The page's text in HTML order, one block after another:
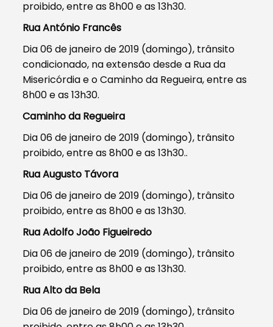
proibido, entre as 8h00 e as 13h30.
Rua António Francês
Dia 06 de janeiro de 2019 (domingo), trânsito
condicionado, na extensão desde a Rua da
Misericórdia e o Caminho da Regueira, entre as
8h00 e as 13h30.
Caminho da Regueira
Dia 06 de janeiro de 2019 (domingo), trânsito
proibido, entre as 8h00 e as 13h30..
Rua Augusto Távora
Dia 06 de janeiro de 2019 (domingo), trânsito
proibido, entre as 8h00 e as 13h30.
Rua Adolfo João Figueiredo
Dia 06 de janeiro de 2019 (domingo), trânsito
proibido, entre as 8h00 e as 13h30.
Rua Alto da Bela
Dia 06 de janeiro de 2019 (domingo), trânsito